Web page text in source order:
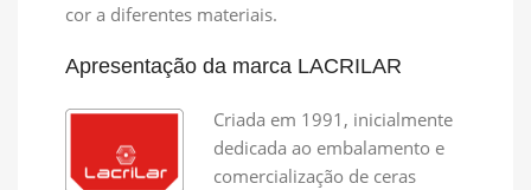
cor a diferentes materiais.
Apresentação da marca LACRILAR
Criada em 1991, inicialmente
dedicada ao embalamento e
comercialização de ceras